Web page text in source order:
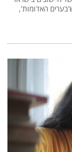
האדומות',